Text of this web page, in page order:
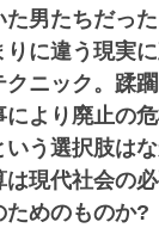
男たちだった
に違う現実
ニック。蹂
より廃止の
う選択肢はな
現代社会の
ためのものか?